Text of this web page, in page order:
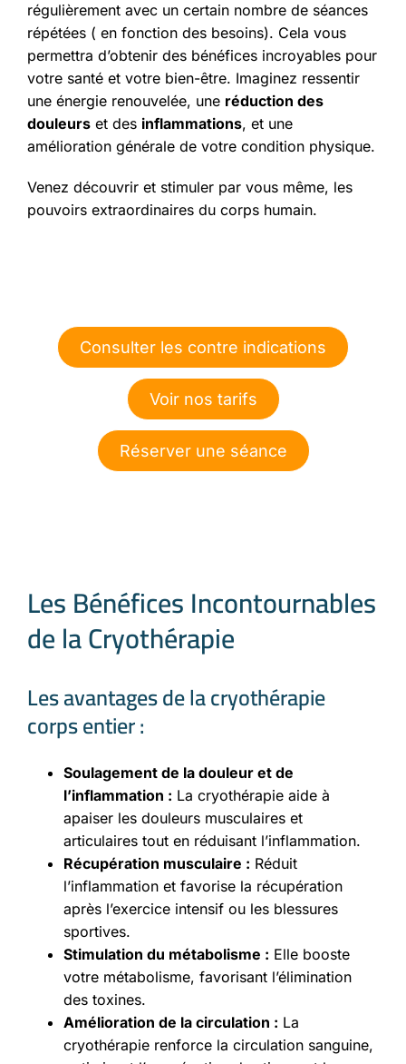
régulièrement avec un certain nombre de séances
répétées ( en fonction des besoins). Cela vous
permettra d’obtenir des bénéfices incroyables pour
votre santé et votre bien-être. Imaginez ressentir
une énergie renouvelée, une réduction des
douleurs et des inflammations, et une
amélioration générale de votre condition physique.
Venez découvrir et stimuler par vous même, les
pouvoirs extraordinaires du corps humain.
Consulter les contre indications
Voir nos tarifs
Réserver une séance
Les Bénéfices Incontournables
de la Cryothérapie
Les avantages de la cryothérapie
corps entier :
Soulagement de la douleur et de
l’inflammation : La cryothérapie aide à
apaiser les douleurs musculaires et
articulaires tout en réduisant l’inflammation.
Récupération musculaire : Réduit
l’inflammation et favorise la récupération
après l’exercice intensif ou les blessures
sportives.
Stimulation du métabolisme : Elle booste
votre métabolisme, favorisant l’élimination
des toxines.
Amélioration de la circulation : La
cryothérapie renforce la circulation sanguine,